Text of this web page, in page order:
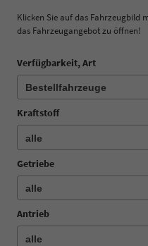
Klicken Sie auf das Fahrzeugbild
das Fahrzeugangebot zu öffnen!
Verfügbarkeit, Art
Kraftstoff
Getriebe
Antrieb